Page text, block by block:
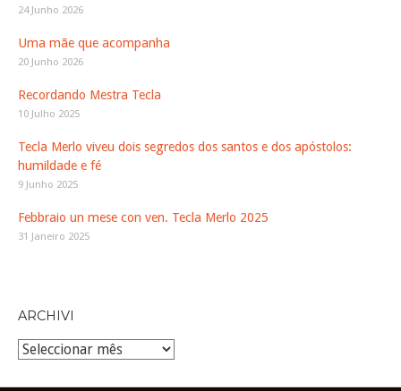
24 Junho 2026
Uma mãe que acompanha
20 Junho 2026
Recordando Mestra Tecla
10 Julho 2025
Tecla Merlo viveu dois segredos dos santos e dos apóstolos:
humildade e fé
9 Junho 2025
Febbraio un mese con ven. Tecla Merlo 2025
31 Janeiro 2025
ARCHIVI
Archivi